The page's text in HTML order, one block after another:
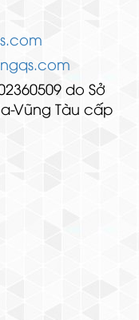
do Sở
Vũng Tàu cấp